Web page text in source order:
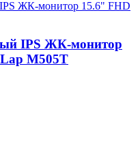
IPS ЖК-монитор
M505T